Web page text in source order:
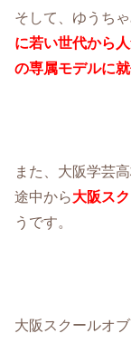
そして、ゆうち
に若い世代から
の専属モデルに
また、大阪学芸
途中から大阪ス
うです。
大阪スクールオ